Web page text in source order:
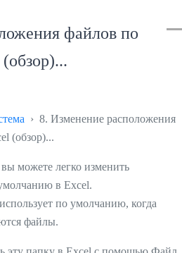
файлов по
› 8. Изменение расположения
(обзор)...
можете легко изменить
в Excel.
по умолчанию, когда
файлы.